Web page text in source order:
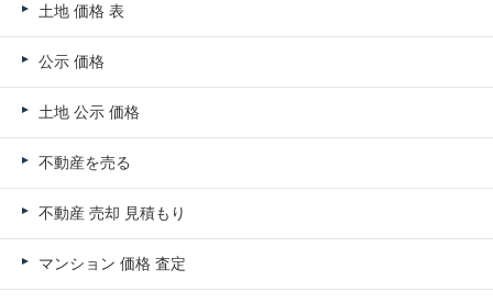
土地 価格 表
公示 価格
土地 公示 価格
不動産を売る
不動産 売却 見積もり
マンション 価格 査定